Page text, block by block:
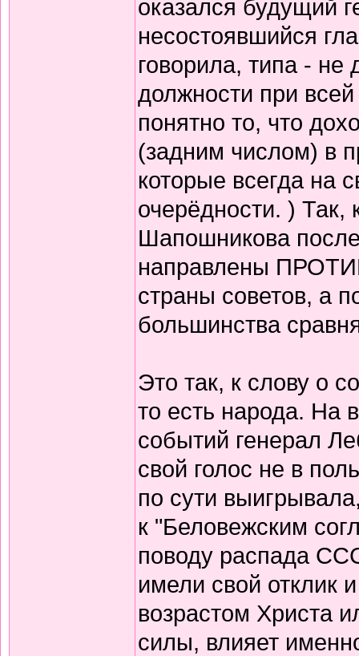
оказался будущий
несостоявшийся
говорила, типа - не
должности при
понятно то, что
(задним числом) в
которые всегда на
очерёдности. ) Так,
Шапошникова
направлены
страны советов, а
большинства
Это так, к слову о
то есть народа. На
событий генерал
свой голос не в
по сути
к "Беловежским
поводу распада
имели свой отклик
возрастом Христа
силы, влияет